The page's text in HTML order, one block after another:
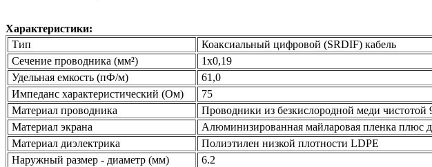
Характеристики:
Тип
Коаксиальный цифровой (SRDIF)
Сечение проводника (мм²)
1x0,19
Удельная емкость (пФ/м)
61,0
Импеданс характеристический (Ом)
75
Материал проводника
Проводники из безкислородной меди
Материал экрана
Алюминизированная майларовая пленка плюс
Материал диэлектрика
Полиэтилен низкой плотности LDPE
Наружный размер - диаметр (мм)
6.2